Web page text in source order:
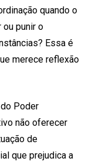
quando o
ou punir o
Essa é
merece reflexão
Poder
não oferecer
de
que prejudica a